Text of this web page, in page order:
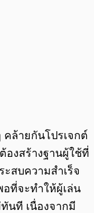
คล้ายกันโปรเจกต์
งสร้างฐานผู้ใช้ที่
สบความสำเร็จ
อที่จะทำให้ผู้เล่น
นที เนื่องจากมี